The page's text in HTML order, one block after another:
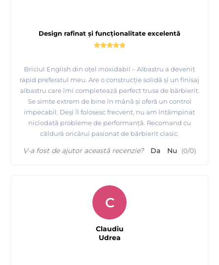
Design rafinat și funcționalitate excelentă
Briciul English din oțel inoxidabil – Albastru a devenit
rapid preferatul meu. Are o construcție solidă și un finisaj
albastru care îmi completează perfect trusa de bărbierit.
Se simte extrem de bine în mână și oferă un control
impecabil. Deși îl folosesc frecvent, nu am întâmpinat
niciodată probleme de performanță. Recomand cu
căldură oricărui pasionat de bărbierit clasic.
V-a fost de ajutor această recenzie? Da Nu (0/0)
C
Claudiu
Udrea